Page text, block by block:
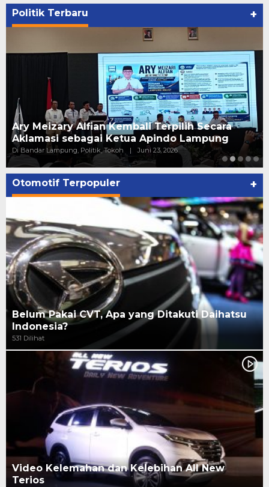
Politik Terbaru +
Pelantikan Relawan PAN Bandar Lampung, ini
kata Putri Zulhas
Di ADV, Politik | Juni 20, 2026
Otomotif Terpopuler +
Belum Pakai CVT, Apa yang Ditakuti Daihatsu
Indonesia?
531 Dilihat
Video Kelemahan dan Kelebihan All New
Terios